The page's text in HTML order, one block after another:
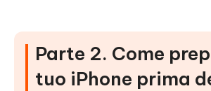
Parte 2. Come
tuo iPhone prima